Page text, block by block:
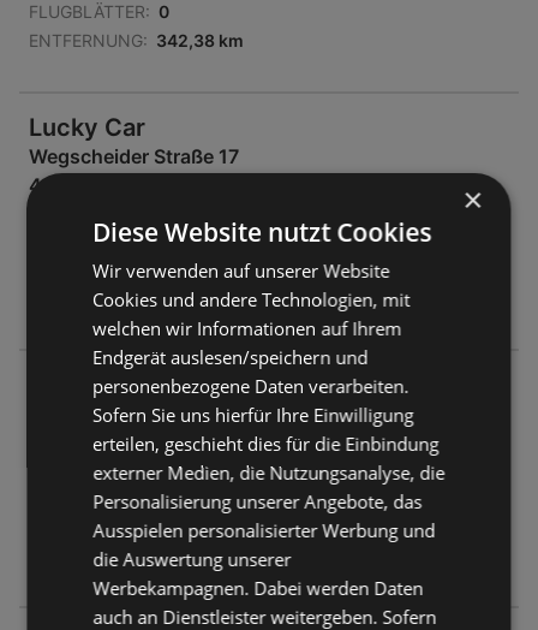
FLUGBLÄTTER: 0
ENTFERNUNG: 342,38 km
Lucky Car
Wegscheider Straße 17
4060 Leonding
ANGEBOTE: 0
FLUGBLÄTTER: 0
ENTFERNUNG:
359,94 km
Lucky Car
Ennser Straße 18
4400 Steyr
ANGEBOTE: 0
FLUGBLÄTTER: 0
ENTFERNUNG: 366,45 km
×
Diese Website nutzt Cookies
Wir verwenden auf unserer Website
Cookies und andere Technologien, mit
welchen wir Informationen auf Ihrem
Endgerät auslesen/speichern und
personenbezogene Daten verarbeiten.
Sofern Sie uns hierfür Ihre Einwilligung
erteilen, geschieht dies für die Einbindung
externer Medien, die Nutzungsanalyse, die
Personalisierung unserer Angebote, das
Ausspielen personalisierter Werbung und
die Auswertung unserer
Werbekampagnen. Dabei werden Daten
auch an Dienstleister weitergeben. Sofern